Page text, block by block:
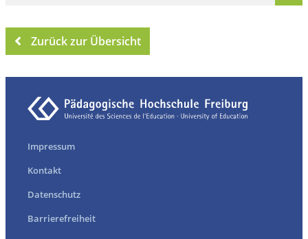
Zurück zur Übersicht
Impressum
Kontakt
Datenschutz
Barrierefreiheit